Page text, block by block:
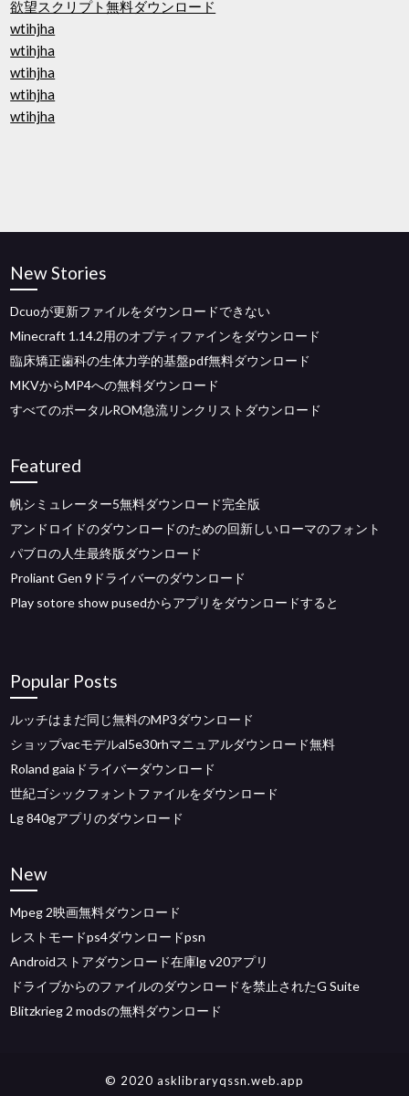
欲望スクリプト無料ダウンロード
wtihjha
wtihjha
wtihjha
wtihjha
wtihjha
New Stories
Dcuoが更新ファイルをダウンロードできない
Minecraft 1.14.2用のオプティファインをダウンロード
臨床矯正歯科の生体力学的基盤pdf無料ダウンロード
MKVからMP4への無料ダウンロード
すべてのポータルROM急流リンクリストダウンロード
Featured
帆シミュレーター5無料ダウンロード完全版
アンドロイドのダウンロードのための回新しいローマのフォント
パブロの人生最終版ダウンロード
Proliant Gen 9ドライバーのダウンロード
Play sotore show pusedからアプリをダウンロードすると
Popular Posts
ルッチはまだ同じ無料のMP3ダウンロード
ショップvacモデルal5e30rhマニュアルダウンロード無料
Roland gaiaドライバーダウンロード
世紀ゴシックフォントファイルをダウンロード
Lg 840gアプリのダウンロード
New
Mpeg 2映画無料ダウンロード
レストモードps4ダウンロードpsn
Androidストアダウンロード在庫lg v20アプリ
ドライブからのファイルのダウンロードを禁止されたG Suite
Blitzkrieg 2 modsの無料ダウンロード
© 2020 asklibraryqssn.web.app